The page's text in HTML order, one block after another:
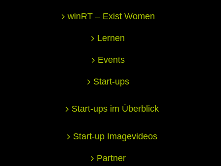
winRT – Exist Women
Lernen
Events
Start-ups
Start-ups im Überblick
Start-up Imagevideos
Partner